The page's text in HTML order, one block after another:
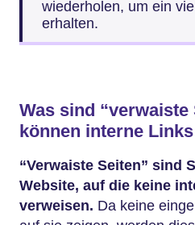
wiederholen, um ein
erhalten.
Was sind “verwaiste
können interne
“Verwaiste Seiten” sind
Website, auf die keine
verweisen. Da keine